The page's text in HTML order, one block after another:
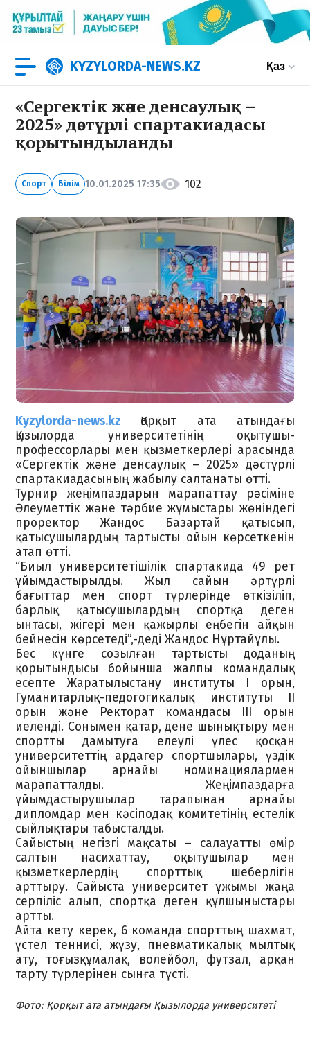
KYZYLORDA-NEWS.KZ Қаз
«Сергектік және денсаулық –
2025» дәстүрлі спартакиадасы
қорытындыланды
Спорт Білім 10.01.2025 17:35 102
Kyzylorda-news.kz
Қорқыт ата атындағы
Қызылорда университетінің оқытушы-
профессорлары мен қызметкерлері арасында
«Сергектік және денсаулық – 2025» дәстүрлі
спартакиадасының жабылу салтанаты өтті.
Турнир жеңімпаздарын марапаттау рәсіміне
Әлеуметтік және тәрбие жұмыстары жөніндегі
проректор Жандос Базартай қатысып,
қатысушылардың тартысты ойын көрсеткенін
атап өтті.
“Биыл университетішілік спартакида 49 рет
ұйымдастырылды. Жыл сайын әртүрлі
бағыттар мен спорт түрлерінде өткізіліп,
барлық қатысушылардың спортқа деген
ынтасы, жігері мен қажырлы еңбегін айқын
бейнесін көрсетеді”,-деді Жандос Нұртайұлы.
Бес күнге созылған тартысты доданың
қорытындысы бойынша жалпы командалық
есепте Жаратылыстану институты І орын,
Гуманитарлық-педогогикалық институты ІІ
орын және Ректорат командасы ІІІ орын
иеленді. Сонымен қатар, дене шынықтыру мен
спортты дамытуға елеулі үлес қосқан
университеттің ардагер спортшылары, үздік
ойыншылар арнайы номинациялармен
марапатталды. Жеңімпаздарға
ұйымдастырушылар тарапынан арнайы
дипломдар мен кәсіподақ комитетінің естелік
сыйлықтары табысталды.
Сайыстың негізгі мақсаты – салауатты өмір
салтын насихаттау, оқытушылар мен
қызметкерлердің спорттық шеберлігін
арттыру. Сайыста университет ұжымы жаңа
серпіліс алып, спортқа деген құлшыныстары
артты.
Айта кету керек, 6 команда спорттың шахмат,
үстел теннисі, жүзу, пневматикалық мылтық
ату, тоғызқұмалақ, волейбол, футзал, арқан
тарту түрлерінен сынға түсті.
Фото: Қорқыт ата атындағы Қызылорда университеті